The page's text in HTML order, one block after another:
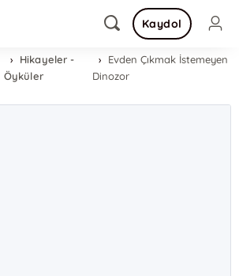
Kaydol
Hikayeler -
Öyküler
Evden Çıkmak İstemeyen
Dinozor